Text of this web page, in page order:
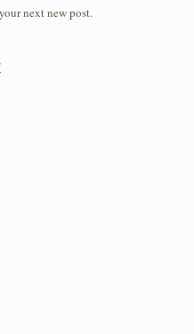
next new post.